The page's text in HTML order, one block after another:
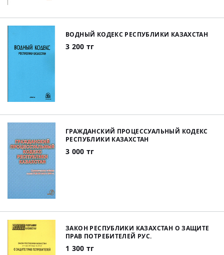
ВОДНЫЙ КОДЕКС РЕСПУБЛИКИ КАЗАХСТАН
3 200 тг
ГРАЖДАНСКИЙ ПРОЦЕССУАЛЬНЫЙ КОДЕКС
РЕСПУБЛИКИ КАЗАХСТАН
3 000 тг
ЗАКОН РЕСПУБЛИКИ КАЗАХСТАН О ЗАЩИТЕ
ПРАВ ПОТРЕБИТЕЛЕЙ РУС.
1 300 тг